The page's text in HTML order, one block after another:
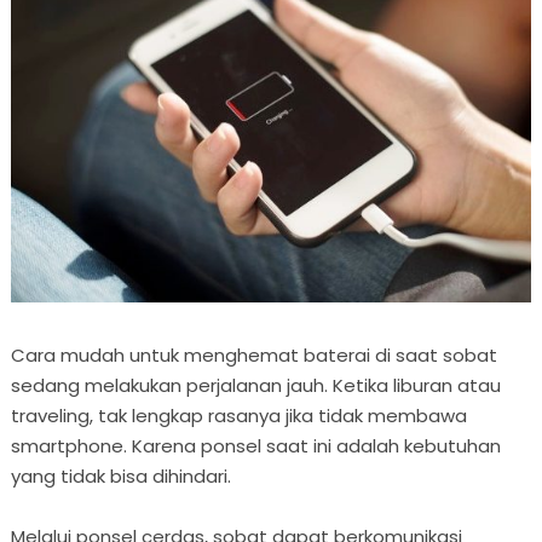
Cara mudah untuk menghemat baterai di saat sobat
sedang melakukan perjalanan jauh. Ketika liburan atau
traveling, tak lengkap rasanya jika tidak membawa
smartphone. Karena ponsel saat ini adalah kebutuhan
yang tidak bisa dihindari.
Melalui ponsel cerdas, sobat dapat berkomunikasi